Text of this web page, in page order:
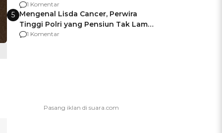
Manchester United
1 Komentar
5 Mengenal Lisda Cancer, Perwira
Tinggi Polri yang Pensiun Tak Lama
Usai Jadi Brigjen
1 Komentar